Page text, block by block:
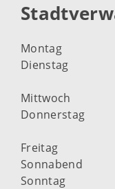
Montag
Dienstag
Mittwoch
Donnerstag
Freitag
Sonnabend
Sonntag